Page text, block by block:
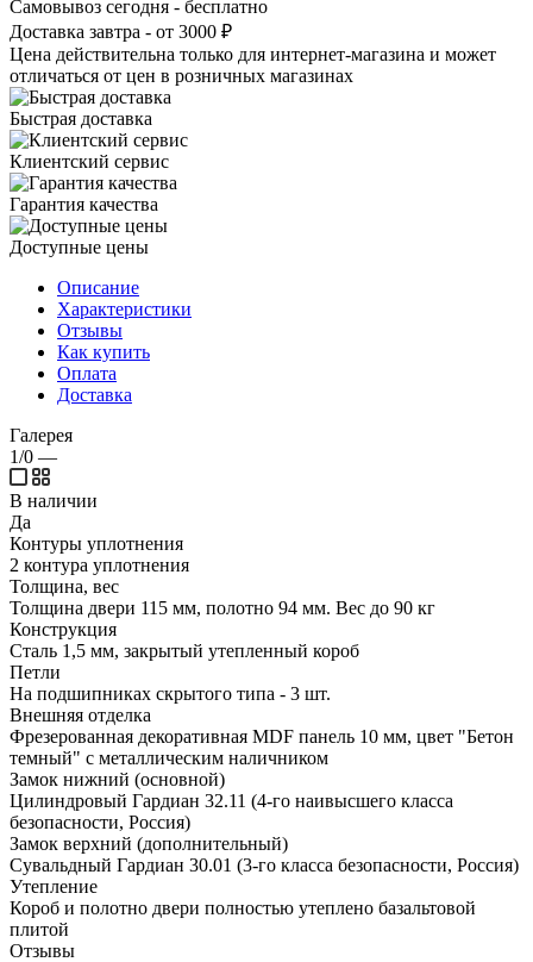
Самовывоз сегодня - бесплатно
Доставка завтра - от 3000 ₽
Цена действительна только для интернет-магазина и может
отличаться от цен в розничных магазинах
Быстрая доставка
Клиентский сервис
Гарантия качества
Доступные цены
Описание
Характеристики
Отзывы
Как купить
Оплата
Доставка
Галерея
1/0 —
В наличии
Да
Контуры уплотнения
2 контура уплотнения
Толщина, вес
Толщина двери 115 мм, полотно 94 мм. Вес до 90 кг
Конструкция
Сталь 1,5 мм, закрытый утепленный короб
Петли
На подшипниках скрытого типа - 3 шт.
Внешняя отделка
Фрезерованная декоративная MDF панель 10 мм, цвет "Бетон
темный" с металлическим наличником
Замок нижний (основной)
Цилиндровый Гардиан 32.11 (4-го наивысшего класса
безопасности, Россия)
Замок верхний (дополнительный)
Сувальдный Гардиан 30.01 (3-го класса безопасности, Россия)
Утепление
Короб и полотно двери полностью утеплено базальтовой
плитой
Отзывы